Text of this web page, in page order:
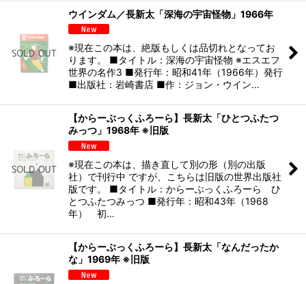
ウインダム／長新太「深海の宇宙怪物」1966年
※現在この本は、絶版もしくは品切れとなってお
ります。 ■タイトル：深海の宇宙怪物 ※エスエフ
世界の名作3 ■発行年：昭和41年（1966年）発行
■出版社：岩崎書店 ■作：ジョン・ウイン…
【からーぶっくふろーら】長新太「ひとつふたつ
みっつ」1968年 ※旧版
※現在この本は、描き直して別の形（別の出版
社）で刊行中 ですが、こちらは旧版の世界出版社
版です。 ■タイトル：からーぶっくふろーら ひ
とつふたつみっつ ■発行年：昭和43年（1968
年） 初…
【からーぶっくふろーら】長新太「なんだったか
な」1969年 ※旧版